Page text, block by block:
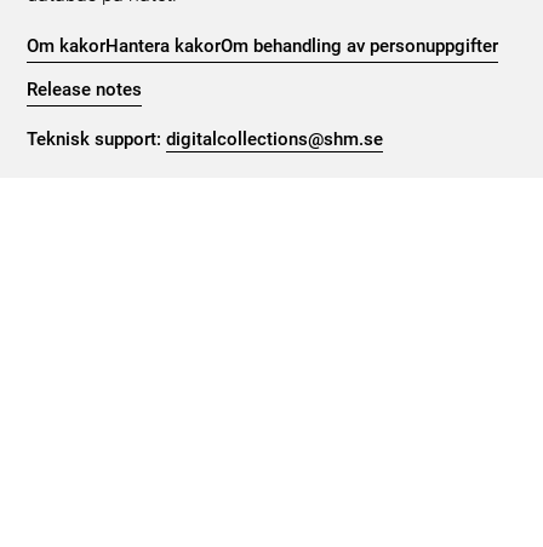
Om kakorHantera kakorOm behandling av personuppgifter
Release notes
Teknisk support:digitalcollections@shm.se